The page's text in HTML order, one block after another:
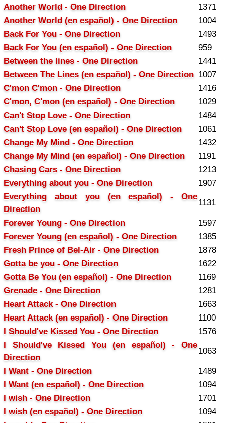
Another World - One Direction
1371
Another World (en español) - One Direction
1004
Back For You - One Direction
1493
Back For You (en español) - One Direction
959
Between the lines - One Direction
1441
Between The Lines (en español) - One Direction 1007
C'mon C'mon - One Direction
1416
C'mon, C'mon (en español) - One Direction
1029
Can't Stop Love - One Direction
1484
Can't Stop Love (en español) - One Direction
1061
Change My Mind - One Direction
1432
Change My Mind (en español) - One Direction
1191
Chasing Cars - One Direction
1213
Everything about you - One Direction
1907
Everything about you (en español) - One
Direction
1131
Forever Young - One Direction
1597
Forever Young (en español) - One Direction
1385
Fresh Prince of Bel-Air - One Direction
1878
Gotta be you - One Direction
1622
Gotta Be You (en español) - One Direction
1169
Grenade - One Direction
1281
Heart Attack - One Direction
1663
Heart Attack (en español) - One Direction
1100
I Should've Kissed You - One Direction
1576
I Should've Kissed You (en español) - One
Direction
1063
I Want - One Direction
1489
I Want (en español) - One Direction
1094
I wish - One Direction
1701
I wish (en español) - One Direction
1094